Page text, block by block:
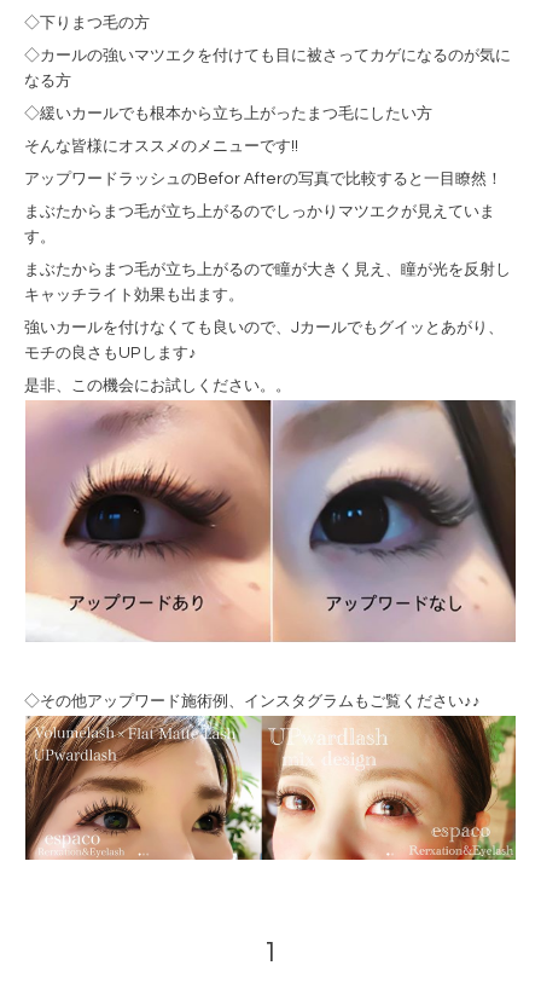
◇下りまつ毛の方
◇カールの強いマツエクを付けても目に被さってカゲになるのが気に
なる方
◇緩いカールでも根本から立ち上がったまつ毛にしたい方
そんな皆様にオススメのメニューです!!
アップワードラッシュのBefor Afterの写真で比較すると一目瞭然！
まぶたからまつ毛が立ち上がるのでしっかりマツエクが見えていま
す。
まぶたからまつ毛が立ち上がるので瞳が大きく見え、瞳が光を反射し
キャッチライト効果も出ます。
強いカールを付けなくても良いので、Jカールでもグイッとあがり、
モチの良さもUPします♪
是非、この機会にお試しください。。
◇その他アップワード施術例、インスタグラムもご覧ください♪♪
1